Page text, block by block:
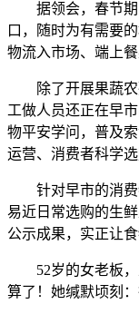
据领会，春节期
口，随时为有需要
物流入市场、端上餐
除了开展果蔬农
工做人员还正在早
物平安学问，普及
运营、消费者科学选
针对早市的消费
易近日常选购的生
公示成果，实正让
52岁的女老板，
算了！她缄默顷刻